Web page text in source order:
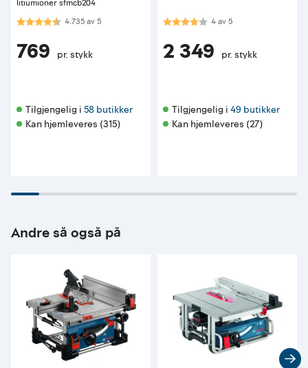
litiumioner sfmcb204
Karakter:4.7 av 5 mulige
4.735av5
769 pr. stykk
Tilgjengelig i 58 butikker
Kan hjemleveres (315)
Karakter:4.0 av 5 mulige
4av5
2 349 pr. stykk
Tilgjengelig i 49 butikker
Kan hjemleveres (27)
Andre så også på